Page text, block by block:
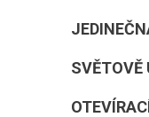
SVĚTOVĚ